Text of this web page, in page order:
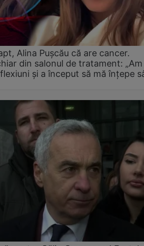
Alina Pușcău că are cancer.
din salonul de tratament:
și a început să mă înțepe